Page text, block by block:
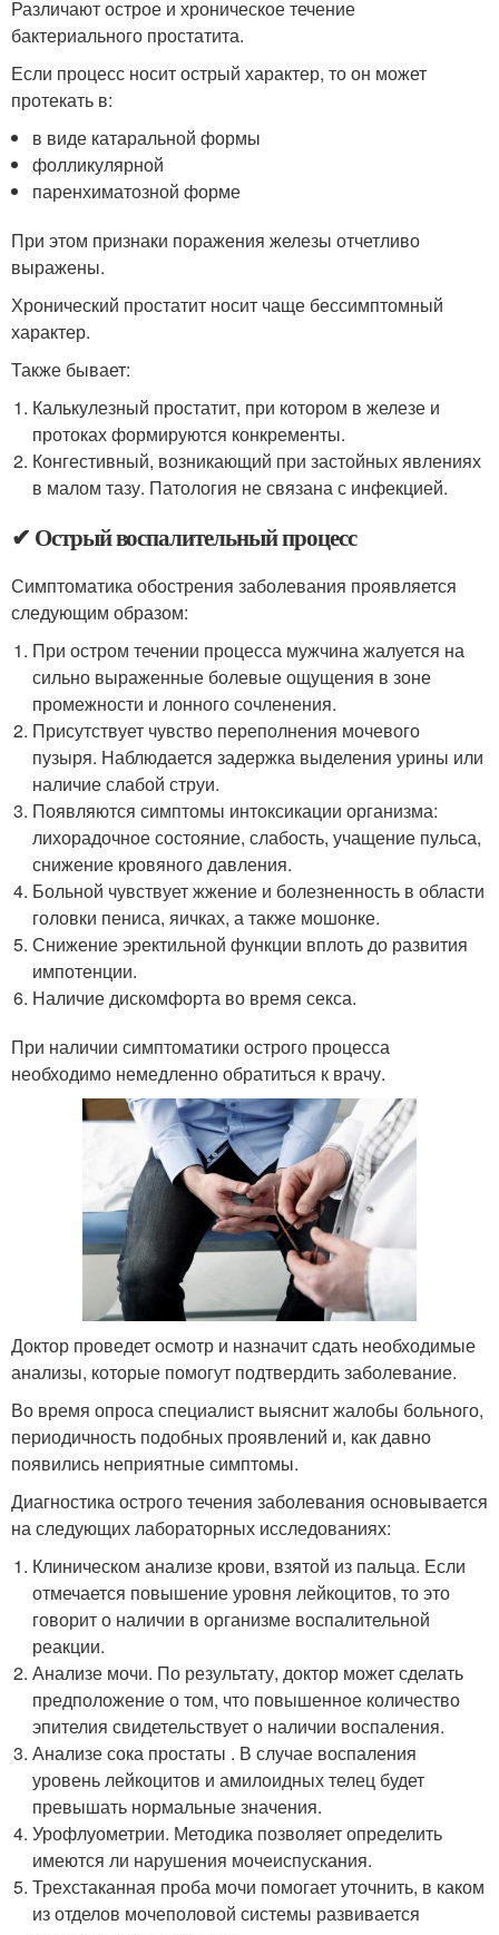
Различают острое и хроническое течение
бактериального простатита.
Если процесс носит острый характер, то он может
протекать в:
в виде катаральной формы
фолликулярной
паренхиматозной форме
При этом признаки поражения железы отчетливо
выражены.
Хронический простатит носит чаще бессимптомный
характер.
Также бывает:
Калькулезный простатит, при котором в железе и
протоках формируются конкременты.
Конгестивный, возникающий при застойных явлениях
в малом тазу. Патология не связана с инфекцией.
✔ Острый воспалительный процесс
Симптоматика обострения заболевания проявляется
следующим образом:
При остром течении процесса мужчина жалуется на
сильно выраженные болевые ощущения в зоне
промежности и лонного сочленения.
Присутствует чувство переполнения мочевого
пузыря. Наблюдается задержка выделения урины или
наличие слабой струи.
Появляются симптомы интоксикации организма:
лихорадочное состояние, слабость, учащение пульса,
снижение кровяного давления.
Больной чувствует жжение и болезненность в области
головки пениса, яичках, а также мошонке.
Снижение эректильной функции вплоть до развития
импотенции.
Наличие дискомфорта во время секса.
При наличии симптоматики острого процесса
необходимо немедленно обратиться к врачу.
Доктор проведет осмотр и назначит сдать необходимые
анализы, которые помогут подтвердить заболевание.
Во время опроса специалист выяснит жалобы больного,
периодичность подобных проявлений и, как давно
появились неприятные симптомы.
Диагностика острого течения заболевания основывается
на следующих лабораторных исследованиях:
Клиническом анализе крови, взятой из пальца. Если
отмечается повышение уровня лейкоцитов, то это
говорит о наличии в организме воспалительной
реакции.
Анализе мочи. По результату, доктор может сделать
предположение о том, что повышенное количество
эпителия свидетельствует о наличии воспаления.
Анализе сока простаты . В случае воспаления
уровень лейкоцитов и амилоидных телец будет
превышать нормальные значения.
Урофлуометрии. Методика позволяет определить
имеются ли нарушения мочеиспускания.
Трехстаканная проба мочи помогает уточнить, в каком
из отделов мочеполовой системы развивается